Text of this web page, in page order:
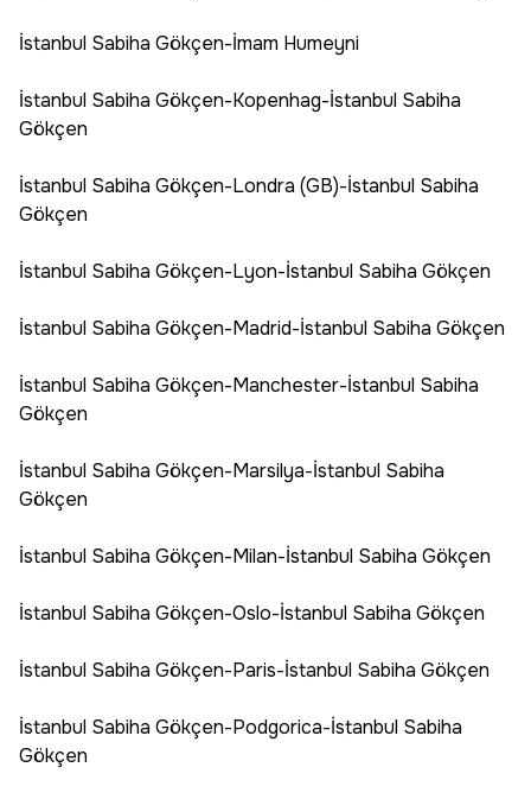
İstanbul Sabiha Gökçen-İmam Humeyni
İstanbul Sabiha Gökçen-Kopenhag-İstanbul Sabiha
Gökçen
İstanbul Sabiha Gökçen-Londra (GB)-İstanbul Sabiha
Gökçen
İstanbul Sabiha Gökçen-Lyon-İstanbul Sabiha Gökçen
İstanbul Sabiha Gökçen-Madrid-İstanbul Sabiha Gökçen
İstanbul Sabiha Gökçen-Manchester-İstanbul Sabiha
Gökçen
İstanbul Sabiha Gökçen-Marsilya-İstanbul Sabiha
Gökçen
İstanbul Sabiha Gökçen-Milan-İstanbul Sabiha Gökçen
İstanbul Sabiha Gökçen-Oslo-İstanbul Sabiha Gökçen
İstanbul Sabiha Gökçen-Paris-İstanbul Sabiha Gökçen
İstanbul Sabiha Gökçen-Podgorica-İstanbul Sabiha
Gökçen